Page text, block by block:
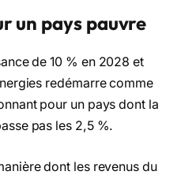
un pays pauvre
de 10 % en 2028 et
redémarre comme
pour un pays dont la
pas les 2,5 %.
dont les revenus du